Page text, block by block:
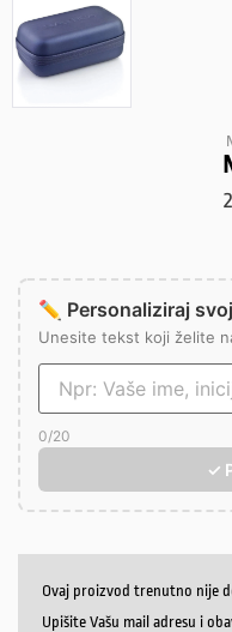
✏️ Personaliziraj
Unesite tekst koji želite
0/20
✓
Ovaj proizvod trenutno nije
Upišite Vašu mail adresu i